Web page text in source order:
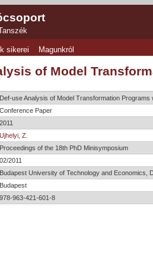
sikerei Magunkról
of Model
Def-use Analysis of Model Transformation Programs
Conference Paper
2011
Ujhelyi, Z.
Proceedings of the 18th PhD Minisymposium
02/2011
Budapest University of Technology and Economics,
Budapest
978-963-421-601-8